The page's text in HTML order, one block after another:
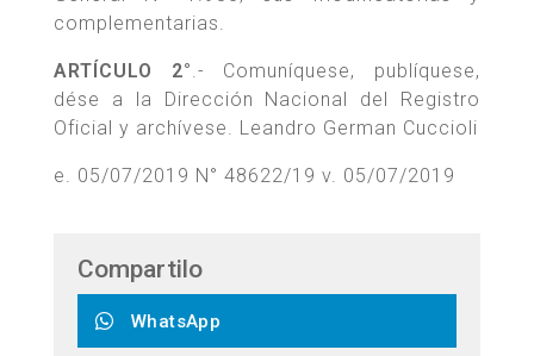
complementarias.
ARTÍCULO 2°.- Comuníquese, publíquese,
dése a la Dirección Nacional del Registro
Oficial y archívese. Leandro German Cuccioli
e. 05/07/2019 N° 48622/19 v. 05/07/2019
Compartilo
WhatsApp